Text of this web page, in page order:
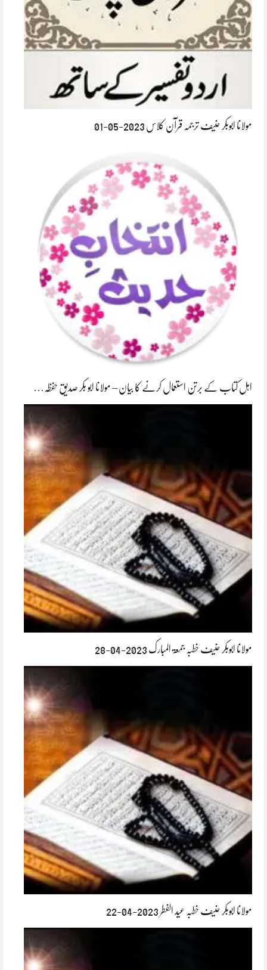
مولانا ابوبکر حنیف ترجمہ قرآن کلاس 2023-05-01
اہل کتاب کے برتن استعمال کرنے کا بیان – مولانا ابو بکر صدیق حفظہ…
مولانا ابوبکر حنیف خطبہ جمعۃ المبارک 2023-04-28
مولانا ابوبکر حنیف خطبہ عید الفطر 2023-04-22